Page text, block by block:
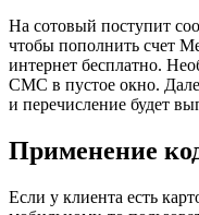
На сотовый поступит
чтобы пополнить счет
интернет бесплатно.
СМС в пустое окно.
и перечисление будет
Применение
Если у клиента есть